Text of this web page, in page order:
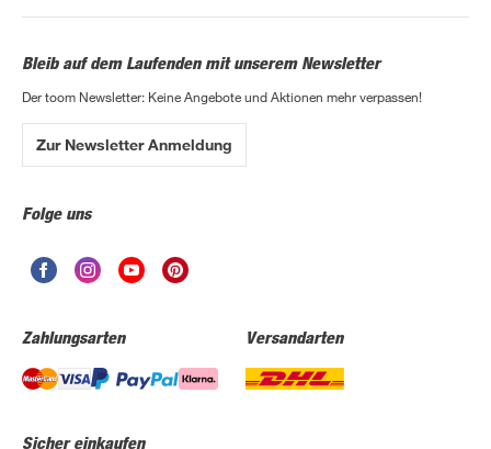
Bleib auf dem Laufenden mit unserem Newsletter
Der toom Newsletter: Keine Angebote und Aktionen mehr verpassen!
Zur Newsletter Anmeldung
Folge uns
Zahlungsarten Versandarten
Sicher einkaufen